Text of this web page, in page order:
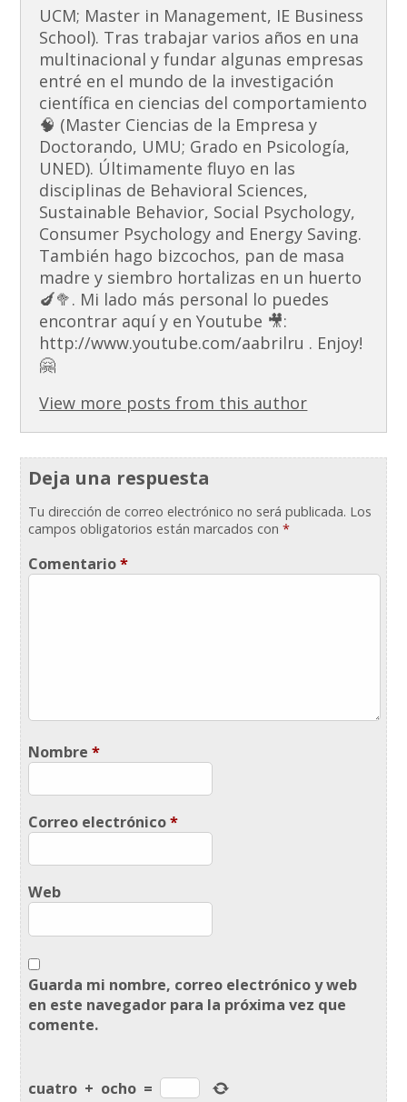
UCM; Master in Management, IE Business
School). Tras trabajar varios años en una
multinacional y fundar algunas empresas
entré en el mundo de la investigación
científica en ciencias del comportamiento
🧠 (Master Ciencias de la Empresa y
Doctorando, UMU; Grado en Psicología,
UNED). Últimamente fluyo en las
disciplinas de Behavioral Sciences,
Sustainable Behavior, Social Psychology,
Consumer Psychology and Energy Saving.
También hago bizcochos, pan de masa
madre y siembro hortalizas en un huerto
🍆🥦. Mi lado más personal lo puedes
encontrar aquí y en Youtube 🎥:
http://www.youtube.com/aabrilru . Enjoy!
🤗
View more posts from this author
Deja una respuesta
Tu dirección de correo electrónico no será publicada. Los
campos obligatorios están marcados con*
Comentario*
Nombre*
Correo electrónico*
Web
Guarda mi nombre, correo electrónico y web
en este navegador para la próxima vez que
comente.
cuatro + ocho =